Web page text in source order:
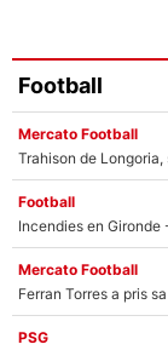
Football
Mercato Football
Football
Mercato Football
PSG